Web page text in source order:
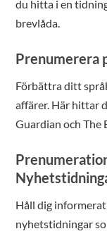
du hitta i en
brevlåda.
Prenumerera
Förbättra ditt
affärer. Här hittar
Guardian och The
Håll dig
nyhetstidningar